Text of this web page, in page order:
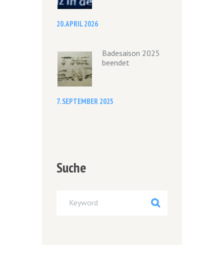
20. APRIL 2026
Badesaison 2025
beendet
7. SEPTEMBER 2025
Suche